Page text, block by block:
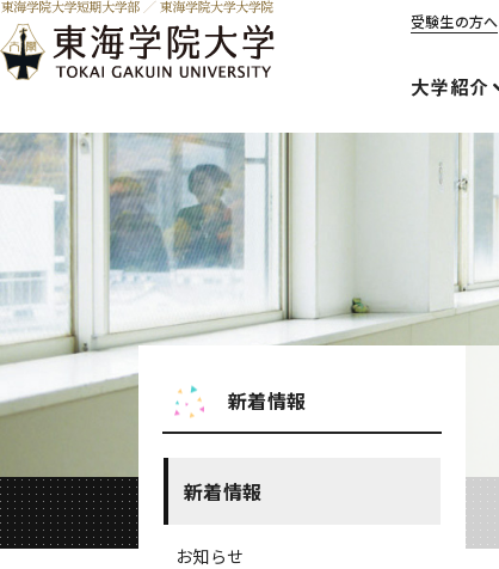
受験生の方へ
大学紹介
新着情報
新着情報
お知らせ